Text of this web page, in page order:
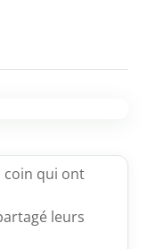
coin qui ont
leurs